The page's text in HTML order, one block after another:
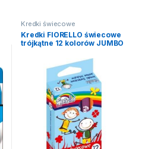
Kredki świecowe
Kredki FIORELLO świecowe
trójkątne 12 kolorów JUMBO